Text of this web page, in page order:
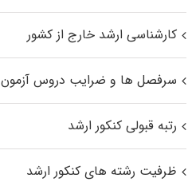
کارشناسی ارشد خارج از کشور
سرفصل ها و ضرایب دروس آزمون
رتبه قبولی کنکور ارشد
ظرفیت رشته های کنکور ارشد